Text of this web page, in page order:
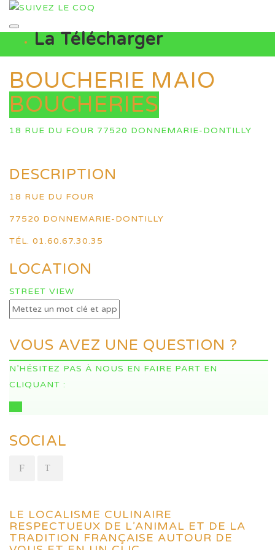
La Télécharger
BOUCHERIE MAIO
BOUCHERIES
18 RUE DU FOUR 77520 DONNEMARIE-DONTILLY
DESCRIPTION
18 RUE DU FOUR
77520 DONNEMARIE-DONTILLY
TÉL. 01.60.67.30.35
LOCATION
STREET VIEW
VOUS AVEZ UNE QUESTION ?
N’HÉSITEZ PAS À NOUS EN FAIRE PART EN
CLIQUANT :
SOCIAL
LE LOCALISME CULINAIRE
RESPECTUEUX DE L’ANIMAL ET DE LA
TRADITION FRANÇAISE AUTOUR DE